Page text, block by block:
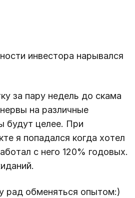
инвестора нарывался
за пару недель до скама
на различные
будут целее. При
я попадался когда хотел
с него 120% годовых.
рад обменяться опытом:)